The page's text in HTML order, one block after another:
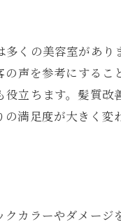
くの美容室があり
声を参考にするこ
立ちます。髪質改
満足度が大きく変
カラーやダメージ